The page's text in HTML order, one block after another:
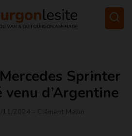
Sprinter
d’Argentine